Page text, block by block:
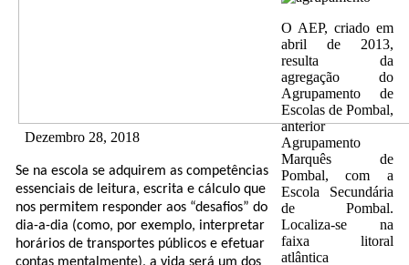
Dezembro 28, 2018
Se na escola se adquirem as competências
essenciais de leitura, escrita e cálculo que
nos permitem responder aos “desafios” do
dia-a-dia (como, por exemplo, interpretar
horários de transportes públicos e efetuar
O AEP, criado em
abril de 2013,
resulta da
agregação do
Agrupamento de
Escolas de Pombal,
anterior
Agrupamento
Marquês de
Pombal, com a
Escola Secundária
de Pombal.
Localiza-se na
faixa litoral
atlântica